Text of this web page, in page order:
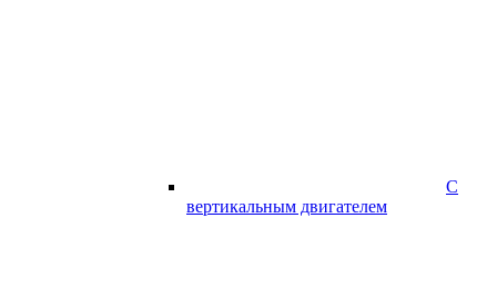
С
вертикальным двигателем